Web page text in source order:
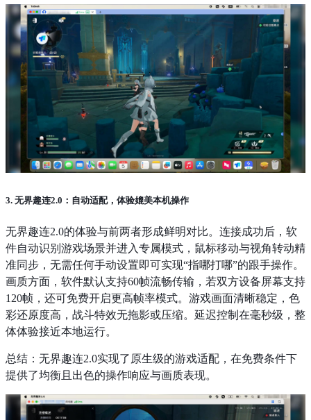
3. 无界趣连2.0：自动适配，体验媲美本机操作
无界趣连2.0的体验与前两者形成鲜明对比。连接成功后，软
件自动识别游戏场景并进入专属模式，鼠标移动与视角转动精
准同步，无需任何手动设置即可实现“指哪打哪”的跟手操作。
画质方面，软件默认支持60帧流畅传输，若双方设备屏幕支持
120帧，还可免费开启更高帧率模式。游戏画面清晰稳定，色
彩还原度高，战斗特效无拖影或压缩。延迟控制在毫秒级，整
体体验接近本地运行。
总结：无界趣连2.0实现了原生级的游戏适配，在免费条件下
提供了均衡且出色的操作响应与画质表现。